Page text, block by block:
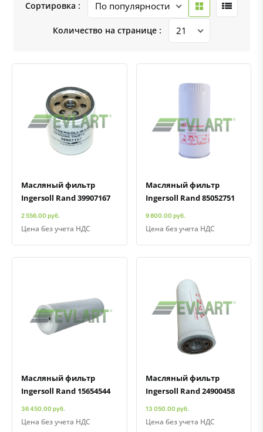
Сортировка :
Количество на странице :
Быстрый просмотрДобавить к сравнению
Масляный фильтр
Ingersoll Rand 39907167
2 556.00 руб.
Цена без учета НДС
Быстрый просмотрДобавить к сравнению
Масляный фильтр
Ingersoll Rand 85052751
9 800.00 руб.
Цена без учета НДС
Быстрый просмотрДобавить к сравнению
Масляный фильтр
Ingersoll Rand 15654544
36 450.00 руб.
Цена без учета НДС
Быстрый просмотрДобавить к сравнению
Масляный фильтр
Ingersoll Rand 24900458
13 050.00 руб.
Цена без учета НДС